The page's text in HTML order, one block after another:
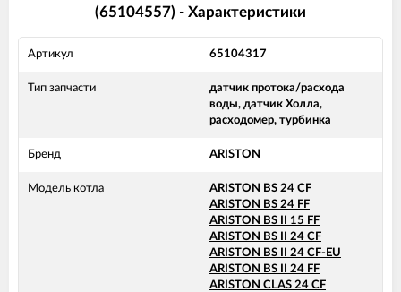
(65104557) - Характеристики
Артикул 65104317
Тип запчасти
датчик протока/расхода
воды, датчик Холла,
расходомер, турбинка
Бренд ARISTON
Модель котла
ARISTON BS 24 CF
ARISTON BS 24 FF
ARISTON BS II 15 FF
ARISTON BS II 24 CF
ARISTON BS II 24 CF-EU
ARISTON BS II 24 FF
ARISTON CLAS 24 CF